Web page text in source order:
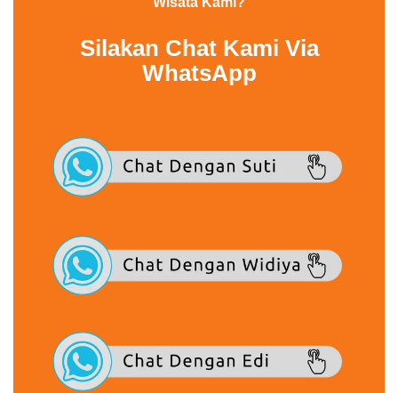
Silakan Chat Kami Via
WhatsApp